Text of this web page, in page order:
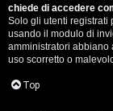
chiede di accedere
Solo gli utenti registrati
usando il modulo di
amministratori abbiano
uso scorretto o
Top
a
n
e
t